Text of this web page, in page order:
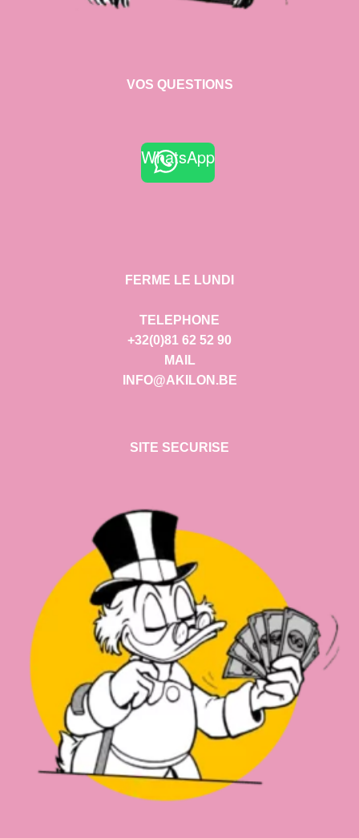
VOS QUESTIONS
WhatsApp
FERME LE LUNDI
TELEPHONE
+32(0)81 62 52 90
MAIL
INFO@AKILON.BE
SITE SECURISE